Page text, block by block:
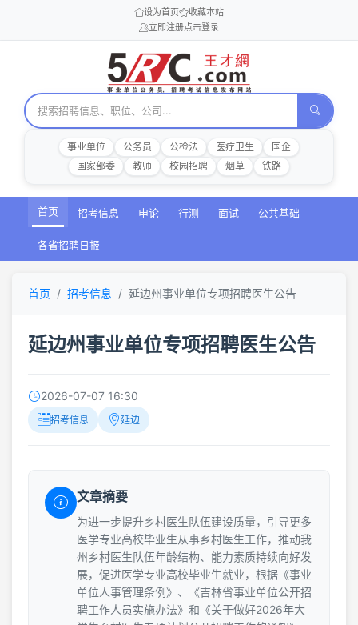
设为首页
收藏本站
立即注册点击登录
事业单位 公务员 公检法 医疗卫生
国企
国家部委
教师 校园招聘 烟草 铁路
首页 招考信息 申论 行测 面试 公共基础
各省招聘日报
首页 招考信息 延边州事业单位专项招聘医生公告
延边州事业单位专项招聘医生公告
2026-07-07 16:30
招考信息 延边
文章摘要
为进一步提升乡村医生队伍建设质量，引导更多
医学专业高校毕业生从事乡村医生工作，推动我
州乡村医生队伍年龄结构、能力素质持续向好发
展，促进医学专业高校毕业生就业，根据《事业
单位人事管理条例》、《吉林省事业单位公开招
聘工作人员实施办法》和《关于做好2026年大